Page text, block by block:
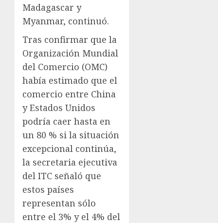
Madagascar y
Myanmar, continuó.
Tras confirmar que la
Organización Mundial
del Comercio (OMC)
había estimado que el
comercio entre China
y Estados Unidos
podría caer hasta en
un 80 % si la situación
excepcional continúa,
la secretaria ejecutiva
del ITC señaló que
estos países
representan sólo
entre el 3% y el 4% del